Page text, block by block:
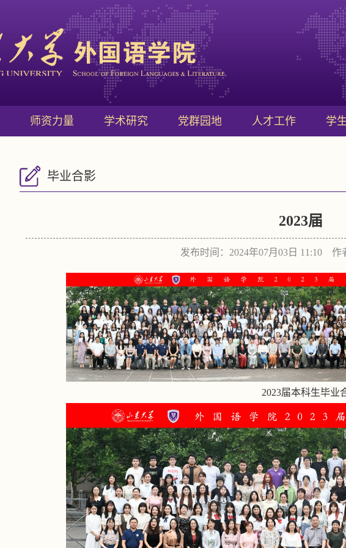
师资力量 学术研究 党群园地 人才工作 学
毕业合影
2023届
发布时间：2024年07月03日 11:10
2023届本科生毕业